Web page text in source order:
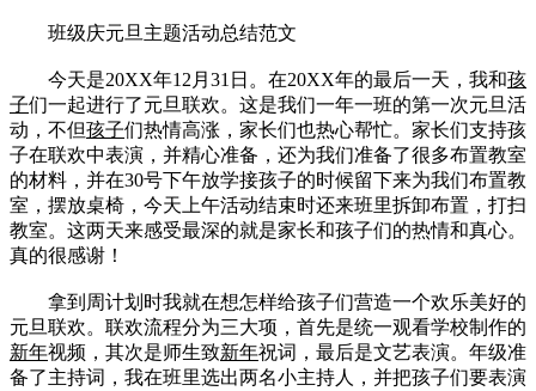
班级庆元旦主题活动总结范文
今天是20XX年12月31日。在20XX年的最后一天，我和孩
子们一起进行了元旦联欢。这是我们一年一班的第一次元旦活
动，不但孩子们热情高涨，家长们也热心帮忙。家长们支持孩
子在联欢中表演，并精心准备，还为我们准备了很多布置教室
的材料，并在30号下午放学接孩子的时候留下来为我们布置教
室，摆放桌椅，今天上午活动结束时还来班里拆卸布置，打扫
教室。这两天来感受最深的就是家长和孩子们的热情和真心。
真的很感谢！
拿到周计划时我就在想怎样给孩子们营造一个欢乐美好的
元旦联欢。联欢流程分为三大项，首先是统一观看学校制作的
新年视频，其次是师生致新年祝词，最后是文艺表演。年级准
备了主持词，我在班里选出两名小主持人，并把孩子们要表演